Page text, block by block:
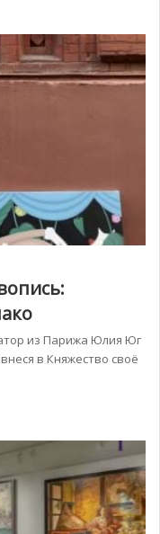
из Парижа Юлия Юг
в Княжество своё